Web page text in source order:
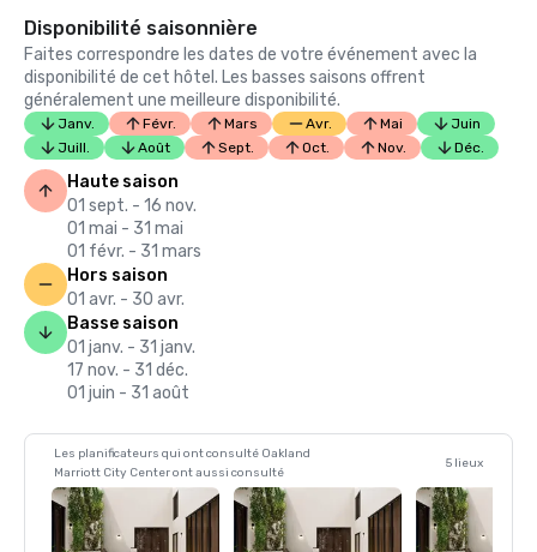
Disponibilité saisonnière
Faites correspondre les dates de votre événement avec la
disponibilité de cet hôtel. Les basses saisons offrent
généralement une meilleure disponibilité.
Janv. Févr. Mars Avr. Mai
Juin
Juill.
Août Sept. Oct. Nov. Déc.
Haute saison
01 sept. - 16 nov.
01 mai - 31 mai
01 févr. - 31 mars
Hors saison
01 avr. - 30 avr.
Basse saison
01 janv. - 31 janv.
17 nov. - 31 déc.
01 juin - 31 août
Les planificateurs qui ont consulté Oakland
Marriott City Center ont aussi consulté
5 lieux